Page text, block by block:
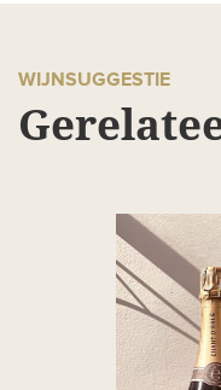
WIJNSUGGESTIE